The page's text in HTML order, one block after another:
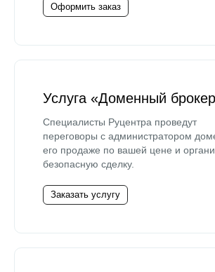
Оформить заказ
Услуга «Доменный
Специалисты Руцентра проведут
переговоры с администратором
его продаже по вашей цене и
безопасную сделку.
Заказать услугу